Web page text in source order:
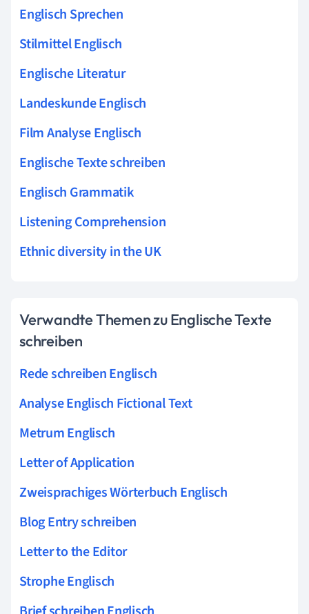
Englisch Sprechen
Stilmittel Englisch
Englische Literatur
Landeskunde Englisch
Film Analyse Englisch
Englische Texte schreiben
Englisch Grammatik
Listening Comprehension
Ethnic diversity in the UK
Verwandte Themen zu Englische Texte
schreiben
Rede schreiben Englisch
Analyse Englisch Fictional Text
Metrum Englisch
Letter of Application
Zweisprachiges Wörterbuch Englisch
Blog Entry schreiben
Letter to the Editor
Strophe Englisch